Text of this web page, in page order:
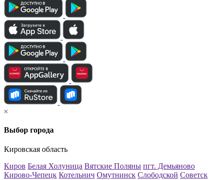
Выбор города
Кировская область
Киров Белая Холуница Вятские Поляны пгт. Демьяново
Кирово-Чепецк Котельнич Омутнинск Слободской Советск